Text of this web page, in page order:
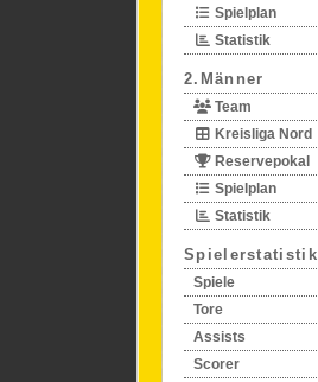
Spielplan
Statistik
2.Männer
Team
Kreisliga Nord
Reservepokal
Spielplan
Statistik
Spielerstatistik
Spiele
Tore
Assists
Scorer